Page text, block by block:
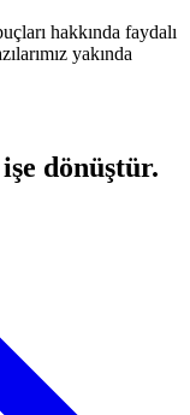
hakkında faydalı
yakında
dönüştür.